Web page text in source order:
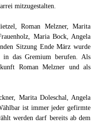
mitzugestalten.
Roman Melzner, Marita
Maria Bock, Angela
Sitzung Ende März wurde
in das Gremium berufen. Als
Roman Melzner und als
Marita Doleschal, Angela
ist immer jeder gefirmte
werden darf bereits ab dem